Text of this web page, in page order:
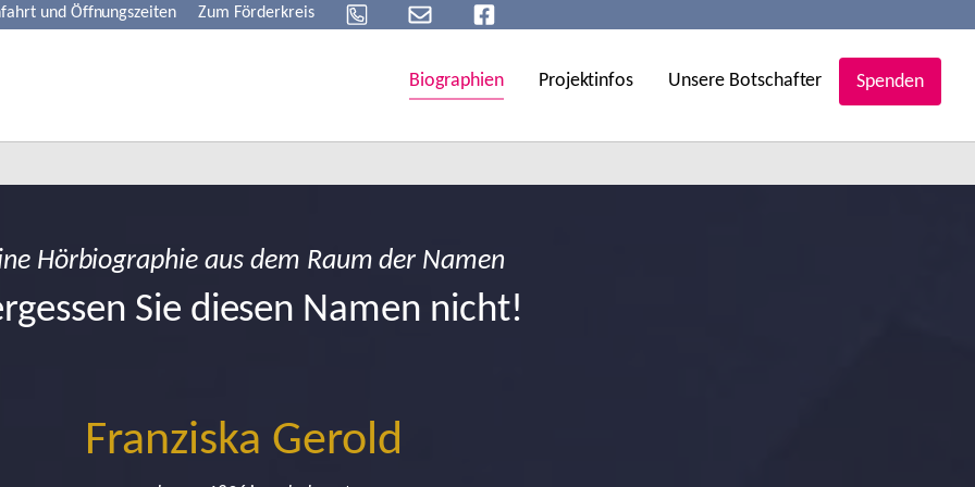
und Öffnungszeiten Zum Förderkreis
Biographien Projektinfos Unsere Botschafter Spenden
Hörbiographie aus dem Raum der Namen
Sie diesen Namen nicht!
Franziska Gerold